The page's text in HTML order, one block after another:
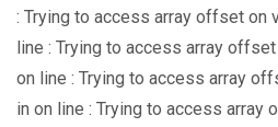
: Trying to access array offset on
line : Trying to access array
on line : Trying to access array
in on line : Trying to access array